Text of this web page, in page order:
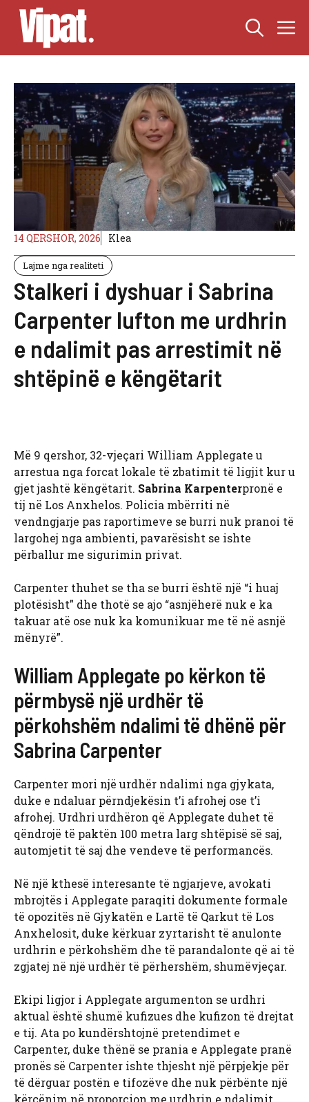
Skip
content
14 QERSHOR, 2026 Klea
Lajme nga realiteti
Stalkeri i dyshuar i Sabrina
Carpenter lufton me urdhrin
e ndalimit pas arrestimit në
shtëpinë e këngëtarit
Më 9 qershor, 32-vjeçari William Applegate u
arrestua nga forcat lokale të zbatimit të ligjit kur u
gjet jashtë këngëtarit. Sabrina Karpenterpronë e
tij në Los Anxhelos. Policia mbërriti në
vendngjarje pas raportimeve se burri nuk pranoi të
largohej nga ambienti, pavarësisht se ishte
përballur me sigurimin privat.
Carpenter thuhet se tha se burri është një “i huaj
plotësisht” dhe thotë se ajo “asnjëherë nuk e ka
takuar atë ose nuk ka komunikuar me të në asnjë
mënyrë”.
William Applegate po kërkon të
përmbysë një urdhër të
përkohshëm ndalimi të dhënë për
Sabrina Carpenter
Carpenter mori një urdhër ndalimi nga gjykata,
duke e ndaluar përndjekësin t’i afrohej ose t’i
afrohej. Urdhri urdhëron që Applegate duhet të
qëndrojë të paktën 100 metra larg shtëpisë së saj,
automjetit të saj dhe vendeve të performancës.
Në një kthesë interesante të ngjarjeve, avokati
mbrojtës i Applegate paraqiti dokumente formale
të opozitës në Gjykatën e Lartë të Qarkut të Los
Anxhelosit, duke kërkuar zyrtarisht të anulonte
urdhrin e përkohshëm dhe të parandalonte që ai të
zgjatej në një urdhër të përhershëm, shumëvjeçar.
Ekipi ligjor i Applegate argumenton se urdhri
aktual është shumë kufizues dhe kufizon të drejtat
e tij. Ata po kundërshtojnë pretendimet e
Carpenter, duke thënë se prania e Applegate pranë
pronës së Carpenter ishte thjesht një përpjekje për
të dërguar postën e tifozëve dhe nuk përbënte një
kërcënim në proporcion me urdhrin e ndalimit.